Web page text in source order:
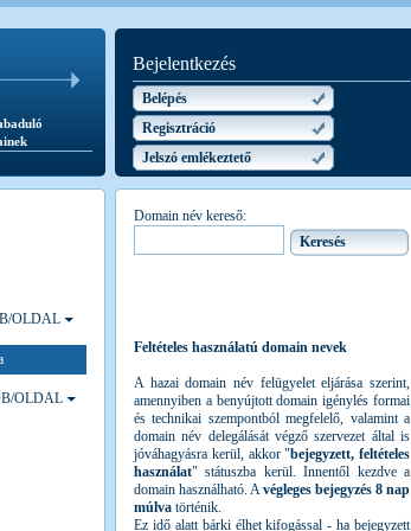
Bejelentkezés
Belépés
Regisztráció
Jelszó emlékeztető
OLDAL
OLDAL
Domain név kereső:
Feltételes használatú domain nevek
A hazai domain név felügyelet eljárása szerint,
amennyiben a benyújtott domain igénylés formai
és technikai szempontból megfelelő, valamint a
domain név delegálását végző szervezet által is
jóváhagyásra kerül, akkor "bejegyzett, feltételes
használat" státuszba kerül. Innentől kezdve a
domain használható. Avégleges bejegyzés 8 nap
múlva történik.
Ez idő alatt bárki élhet kifogással - ha bejegyzett